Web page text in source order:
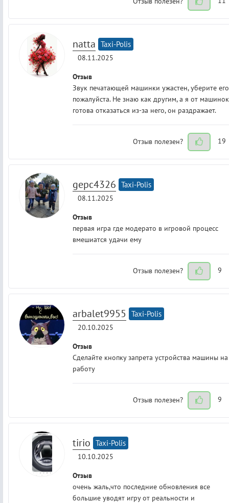
natta Taxi-Polis
08.11.2025
Отзыв
Звук печатающей машинки ужастен, уберите его
пожалуйста. Не знаю как другим, а я от машинок
готова отказаться из-за него, он раздражает.
Отзыв полезен? 19
gepc4326 Taxi-Polis
08.11.2025
Отзыв
первая игра где модерато в игровой процесс
вмешиатся удачи ему
Отзыв полезен? 9
arbalet9955 Taxi-Polis
20.10.2025
Отзыв
Сделайте кнопку запрета устройства машины на
работу
Отзыв полезен? 9
tirio Taxi-Polis
10.10.2025
Отзыв
очень жаль,что последние обновления все
большие уводят игру от реальности и